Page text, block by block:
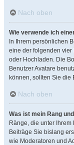
Nach oben
Wie verwende ich
In Ihrem persönlichen
eine der folgenden vier
oder Hochladen. Die
Benutzer Avatare
können, sollten Sie die
Nach oben
Was ist mein Rang
Ränge, die unter
Beiträge Sie bislang
wie Moderatoren und